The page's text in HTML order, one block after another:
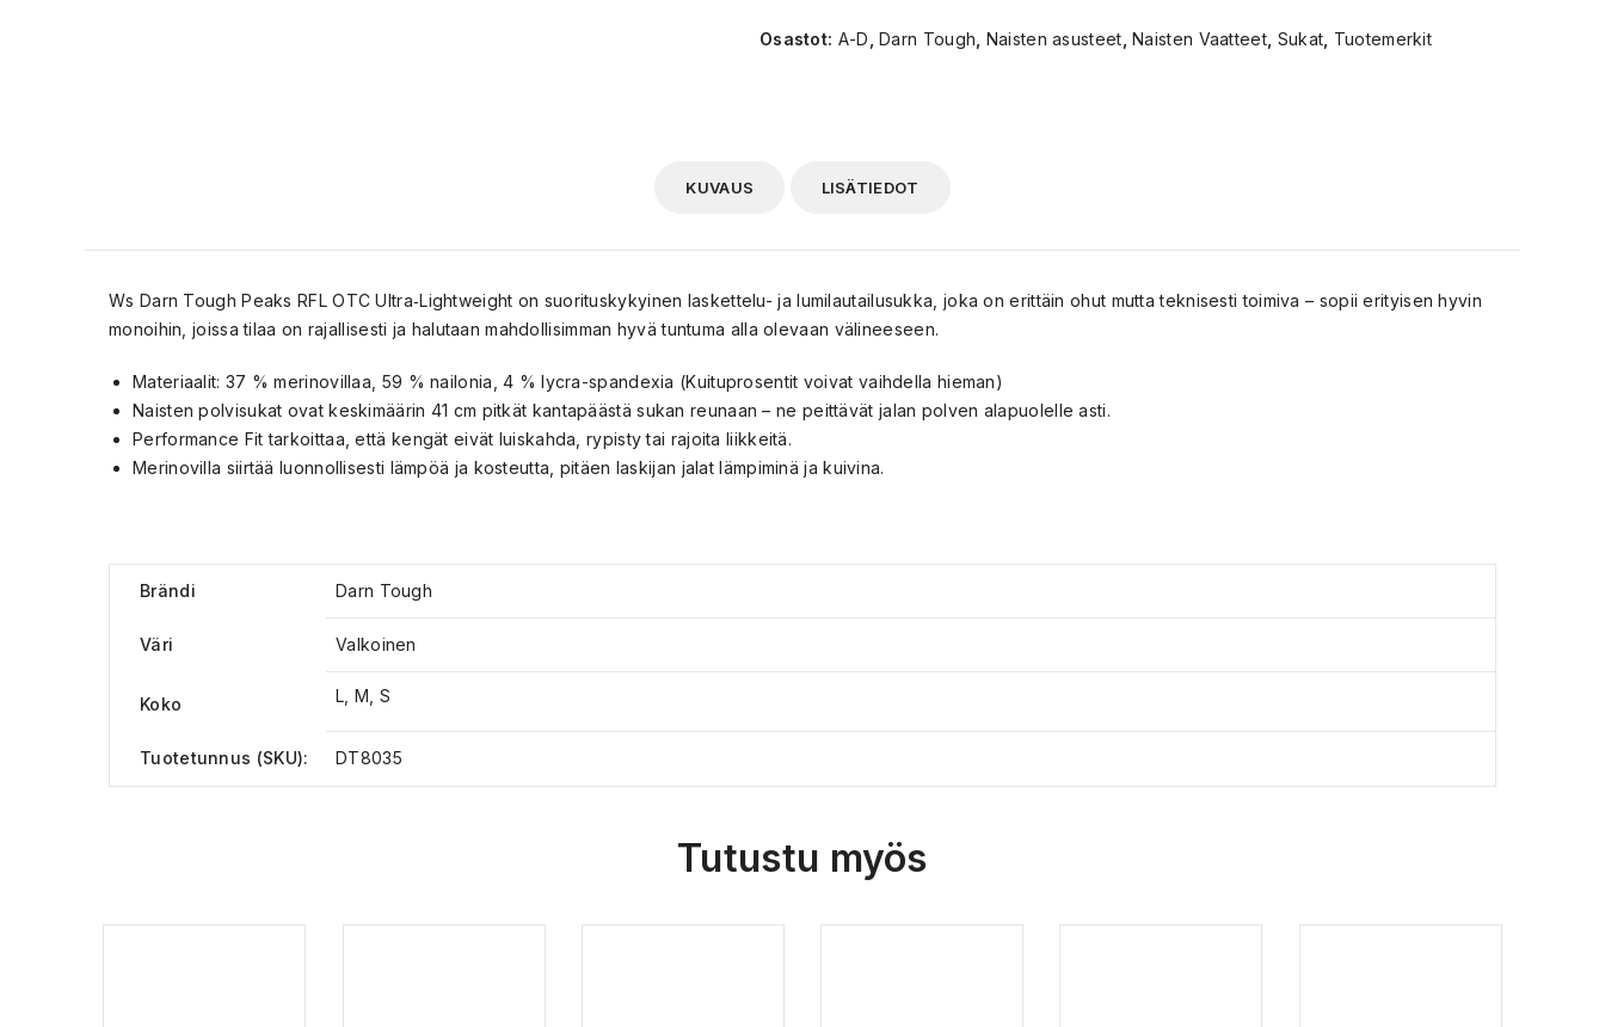
Osastot: A-D ,Darn Tough Naisten asusteet ,Naisten Vaatteet Sukat Tuotemerkit
KUVAUS LISÄTIEDOT
Ws Darn Tough Peaks RFL OTC Ultra‑Lightweight on suorituskykyinen laskettelu- ja lumilautailusukka, joka on erittäin ohut mutta teknisesti toimiva – sopii erityisen hyvin
monoihin, joissa tilaa on rajallisesti ja halutaan mahdollisimman hyvä tuntuma alla olevaan välineeseen.
Materiaalit: 37 % merinovillaa, 59 % nailonia, 4 % lycra-spandexia (Kuituprosentit voivat vaihdella hieman)
Naisten polvisukat ovat keskimäärin 41 cm pitkät kantapäästä sukan reunaan – ne peittävät jalan polven alapuolelle asti.
Performance Fit tarkoittaa, että kengät eivät luiskahda, rypisty tai rajoita liikkeitä.
Merinovilla siirtää luonnollisesti lämpöä ja kosteutta, pitäen laskijan jalat lämpiminä ja kuivina.
Brändi Darn Tough
Väri Valkoinen
Koko L, M, S
Tuotetunnus (SKU): DT8035
Tutustu myös